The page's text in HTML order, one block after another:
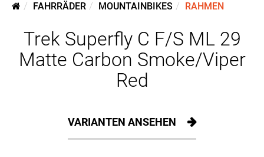
FAHRRÄDER MOUNTAINBIKES RAHMEN
Trek Superfly C F/S ML 29
Matte Carbon Smoke/Viper
Red
VARIANTEN ANSEHEN